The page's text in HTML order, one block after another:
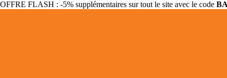
OFFRE FLASH : -5% supplémentaires sur tout le site avec le code